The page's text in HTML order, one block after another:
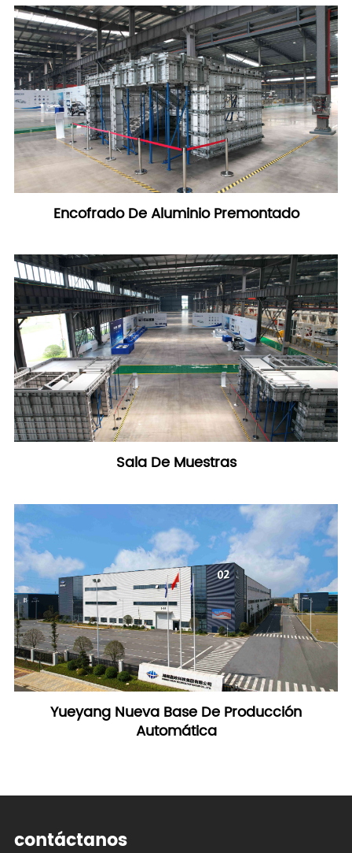
Encofrado De Aluminio Premontado
Sala De Muestras
Yueyang Nueva Base De Producción
Automática
contáctanos